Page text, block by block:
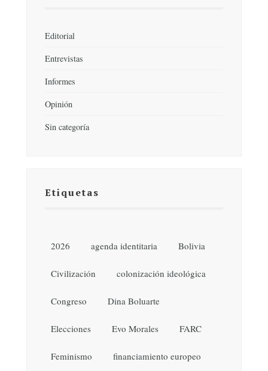
Editorial
Entrevistas
Informes
Opinión
Sin categoría
Etiquetas
2026 agenda identitaria Bolivia
Civilización colonización ideológica
Congreso Dina Boluarte
Elecciones Evo Morales FARC
Feminismo financiamiento europeo